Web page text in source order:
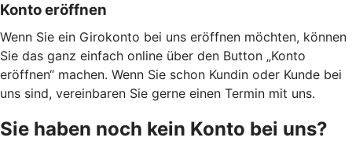
Konto eröffnen
Wenn Sie ein Girokonto bei uns eröffnen möchten, können
Sie das ganz einfach online über den Button „Konto
eröffnen“ machen. Wenn Sie schon Kundin oder Kunde bei
uns sind, vereinbaren Sie gerne einen Termin mit uns.
Sie haben noch kein Konto bei uns?